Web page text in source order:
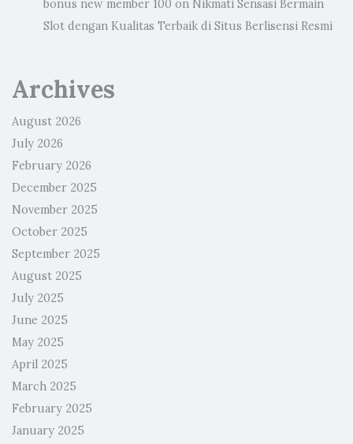
bonus new member 100 on Nikmati Sensasi Bermain
Slot dengan Kualitas Terbaik di Situs Berlisensi Resmi
Archives
August 2026
July 2026
February 2026
December 2025
November 2025
October 2025
September 2025
August 2025
July 2025
June 2025
May 2025
April 2025
March 2025
February 2025
January 2025